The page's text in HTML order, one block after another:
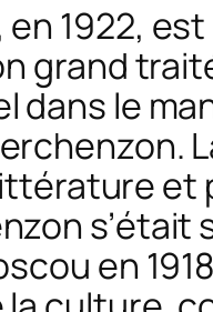
1922, est
grand
dans le
et
s’était
en